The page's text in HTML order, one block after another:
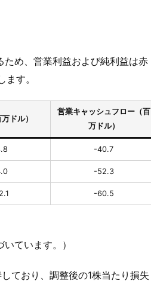
め、営業利益および純利益は赤
す。
ドル）
営業キャッシュフロー（百
万ドル）
-40.7
-52.3
-60.5
ています。）
ており、調整後の1株当たり損失